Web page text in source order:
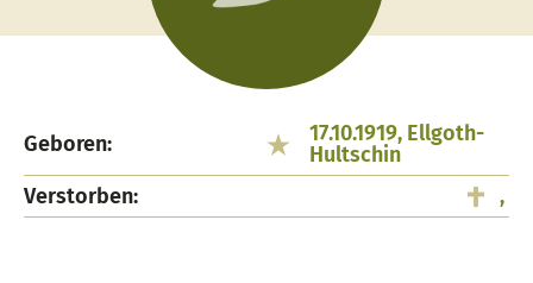
Geboren:
17.10.1919, Ellgoth-
Hultschin
Verstorben:
,